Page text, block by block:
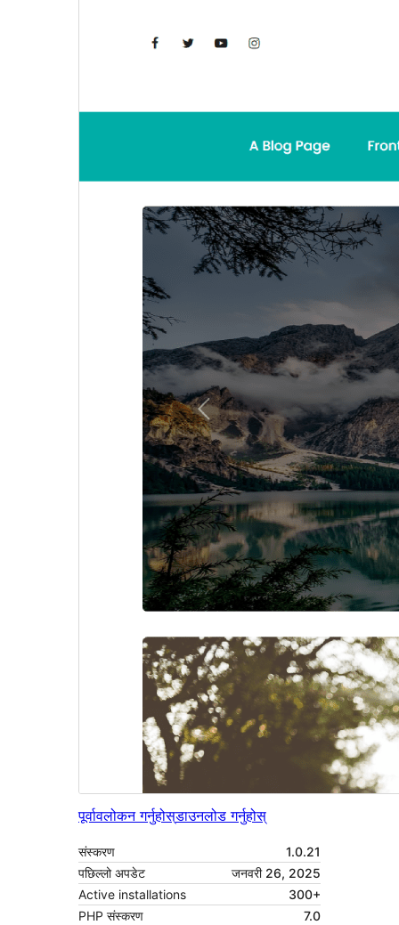
पूर्वावलोकन गर्नुहोस्डाउनलोड गर्नुहोस्
संस्करण
1.0.21
पछिल्लो अपडेट
जनवरी 26, 2025
Active installations
300+
PHP संस्करण
7.0